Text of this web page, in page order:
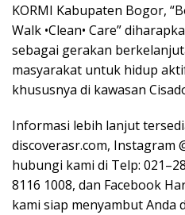
KORMI Kabupaten Bogor,
Walk •Clean• Care”
sebagai gerakan
masyarakat untuk hidup
khususnya di kawasan
Informasi lebih lanjut
discoverasr.com, Instagram
hubungi kami di Telp:
8116 1008, dan Facebook
kami siap menyambut Anda